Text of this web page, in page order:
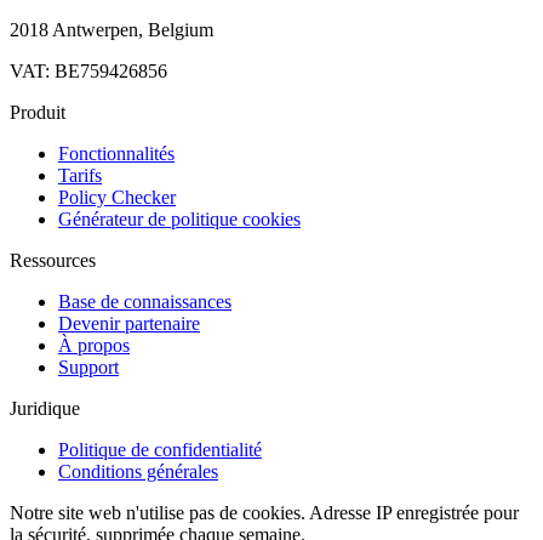
2018 Antwerpen, Belgium
VAT: BE759426856
Produit
Fonctionnalités
Tarifs
Policy Checker
Générateur de politique cookies
Ressources
Base de connaissances
Devenir partenaire
À propos
Support
Juridique
Politique de confidentialité
Conditions générales
Notre site web n'utilise pas de cookies. Adresse IP enregistrée pour
la sécurité, supprimée chaque semaine.